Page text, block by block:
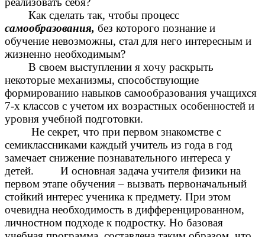
Как сделать так, чтобы процесс
самообразования, без которого познание и
обучение невозможны, стал для него интересным и
жизненно необходимым?
В своем выступлении я хочу раскрыть
некоторые механизмы, способствующие
формированию навыков самообразования учащихся
7-х классов с учетом их возрастных особенностей и
уровня учебной подготовки.
Не секрет, что при первом знакомстве с
семиклассниками каждый учитель из года в год
замечает снижение познавательного интереса у
детей. И основная задача учителя физики на
первом этапе обучения – вызвать первоначальный
стойкий интерес ученика к предмету. При этом
очевидна необходимость в дифференцированном,
личностном подходе к подростку. Но базовая